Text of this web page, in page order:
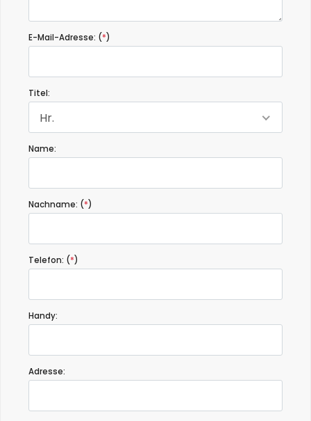
E-Mail-Adresse: (*)
Titel:
Hr.
Name:
Nachname: (*)
Telefon: (*)
Handy:
Adresse: